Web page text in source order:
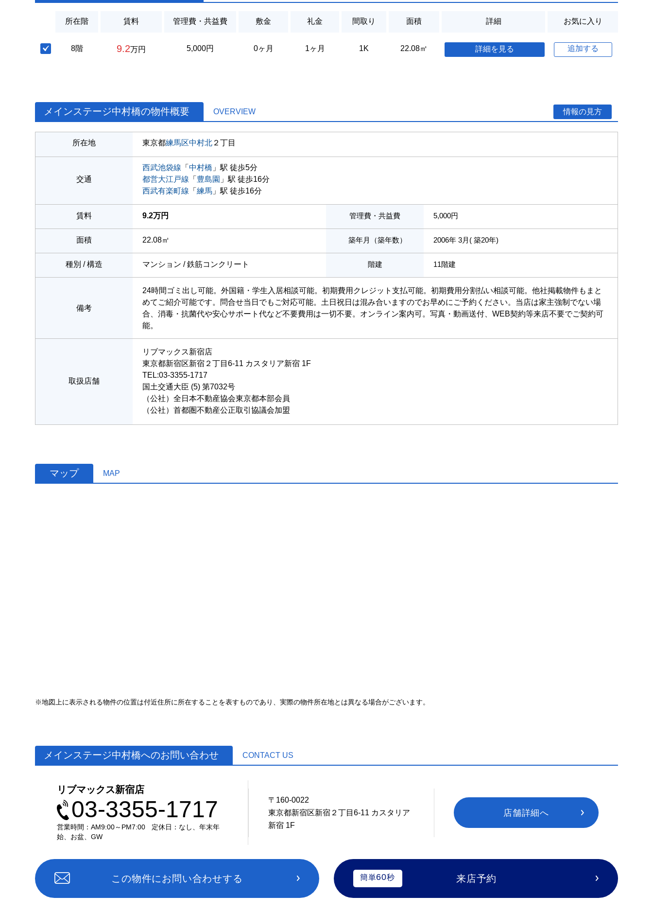
所在階 賃料 管理費・共益費 敷金 礼金 間取り 面積 詳細 お気に入り
8階 9.2万円 5,000円 0ヶ月 1ヶ月 1K 22.08㎡ 詳細を見る 追加する
メインステージ中村橋の物件概要 OVERVIEW 情報の見方
所在地 東京都練馬区中村北 ２丁目
交通
西武池袋線 「 中村橋 」駅 徒歩5分
都営大江戸線 「 豊島園 」駅 徒歩16分
西武有楽町線 「 練馬 」駅 徒歩16分
賃料 9.2万円 管理費・共益費 5,000円
面積 22.08㎡ 築年月（築年数） 2006年 3月( 築20年)
種別 / 構造 マンション / 鉄筋コンクリート 階建 11階建
備考
24時間ゴミ出し可能。外国籍・学生入居相談可能。初期費用クレジット支払可能。初期費用分割払い相談可能。他社掲載物件もまと
めてご紹介可能です。問合せ当日でもご対応可能。土日祝日は混み合いますのでお早めにご予約ください。当店は家主強制でない場
合、消毒・抗菌代や安心サポート代など不要費用は一切不要。オンライン案内可。写真・動画送付、WEB契約等来店不要でご契約可
能。
取扱店舗
リブマックス新宿店
東京都新宿区新宿２丁目6-11 カスタリア新宿 1F
TEL:03-3355-1717
国土交通大臣 (5) 第7032号
（公社）全日本不動産協会東京都本部会員
（公社）首都圏不動産公正取引協議会加盟
マップ MAP
※地図上に表示される物件の位置は付近住所に所在することを表すものであり、実際の物件所在地とは異なる場合がございます。
メインステージ中村橋へのお問い合わせ CONTACT US
リブマックス新宿店
03-3355-1717
営業時間：AM9:00～PM7:00
定休日：なし、年末年
始、お盆、GW
〒160-0022
東京都新宿区新宿２丁目6-11 カスタリア
新宿 1F
店舗詳細へ
この物件にお問い合わせする 簡単60秒 来店予約